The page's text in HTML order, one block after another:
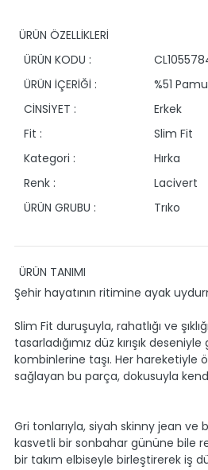
ÜRÜN ÖZELLİKLERİ
ÜRÜN KODU :
ÜRÜN İÇERİĞİ :
%51
CİNSİYET :
Erkek
Fit :
Slim Fit
Kategori :
Hırka
Renk :
Lacivert
ÜRÜN GRUBU :
Trıko
ÜRÜN TANIMI
Şehir hayatının ritimine ayak
Slim Fit duruşuyla, rahatlığı ve
tasarladığımız düz kırışık
kombinlerine taşı. Her hareketiyle
sağlayan bu parça, dokusuyla
Gri tonlarıyla, siyah skinny jean ve
kasvetli bir sonbahar gününe bile
bir takım elbiseyle birleştirerek iş